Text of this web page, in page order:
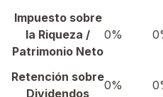
Impuesto sobre
la Riqueza /
Patrimonio Neto
0%
Retención sobre
Dividendos
0%